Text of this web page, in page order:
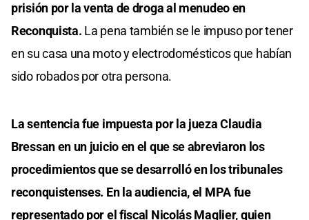
prisión por la venta de droga al menudeo en
Reconquista. La pena también se le impuso por tener
en su casa una moto y electrodomésticos que habían
sido robados por otra persona.
La sentencia fue impuesta por la jueza Claudia
Bressan en un juicio en el que se abreviaron los
procedimientos que se desarrolló en los tribunales
reconquistenses. En la audiencia, el MPA fue
representado por el fiscal Nicolás Maglier, quien